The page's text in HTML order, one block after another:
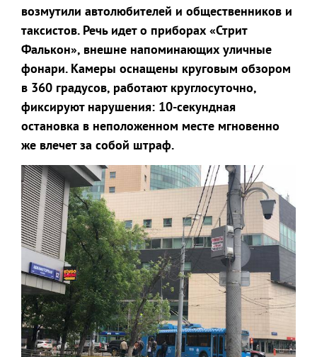
возмутили автолюбителей и общественников и
таксистов. Речь идет о приборах «Стрит
Фалькон», внешне напоминающих уличные
фонари. Камеры оснащены круговым обзором
в 360 градусов, работают круглосуточно,
фиксируют нарушения: 10-секундная
остановка в неположенном месте мгновенно
же влечет за собой штраф.